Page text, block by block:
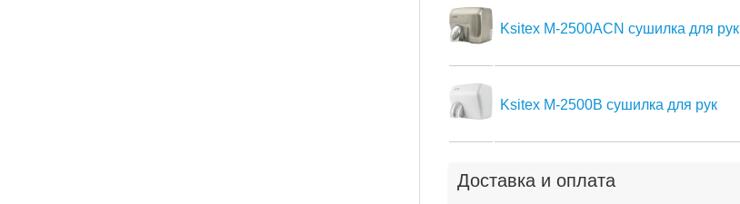
Ksitex M-2500ACN сушилка для рук
Ksitex M-2500B сушилка для рук
Доставка и оплата